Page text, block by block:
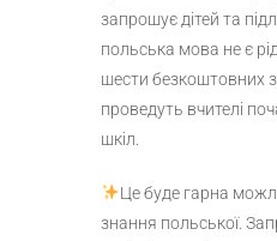
запрошує дітей та
польська мова не є
шести безкоштовних
проведуть вчителі
шкіл.
Це буде гарна
знання польської.